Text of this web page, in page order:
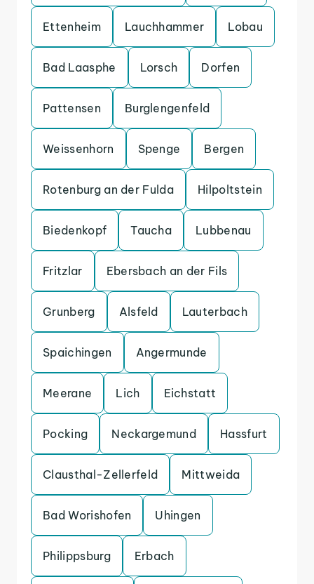
Ettenheim Lauchhammer Lobau
Bad Laasphe Lorsch Dorfen
Pattensen Burglengenfeld
Weissenhorn Spenge Bergen
Rotenburg an der Fulda Hilpoltstein
Biedenkopf Taucha Lubbenau
Fritzlar Ebersbach an der Fils
Grunberg Alsfeld Lauterbach
Spaichingen Angermunde
Meerane Lich Eichstatt
Pocking Neckargemund Hassfurt
Clausthal-Zellerfeld Mittweida
Bad Worishofen Uhingen
Philippsburg Erbach